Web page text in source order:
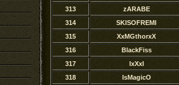
313
zARABE
314
SKISOFREMI
315
XxMGthorxX
316
BlackFiss
317
IxXxI
318
IsMagicO